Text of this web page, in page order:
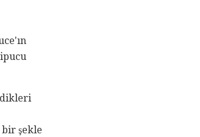
bir şekle